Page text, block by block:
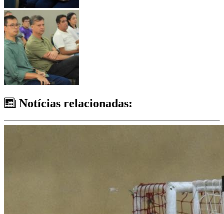
Notícias relacionadas: